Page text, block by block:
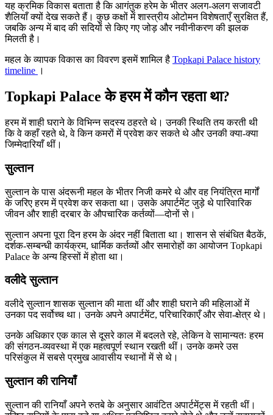
यह क्रमिक विकास बताता है कि आगंतुक हरेम के भीतर अलग-अलग सजावटी
शैलियाँ क्यों देख सकते हैं। कुछ कक्षों में शास्त्रीय ओटोमन विशेषताएँ सुरक्षित हैं,
जबकि अन्य में बाद की सदियों से किए गए जोड़ और नवीनीकरण की झलक
मिलती है।
महल के व्यापक विकास का विवरण इसमें शामिल है Topkapi Palace history
timeline ।
Topkapi Palace के हरम में कौन रहता था?
हरम में शाही घराने के विभिन्न सदस्य ठहरते थे। उनकी स्थिति तय करती थी
कि वे कहाँ रहते थे, वे किन कमरों में प्रवेश कर सकते थे और उनकी क्या-क्या
जिम्मेदारियाँ थीं।
सुल्तान
सुल्तान के पास अंदरूनी महल के भीतर निजी कमरे थे और वह नियंत्रित मार्गों
के जरिए हरम में प्रवेश कर सकता था। उसके अपार्टमेंट जुड़े थे पारिवारिक
जीवन और शाही दरबार के औपचारिक कर्तव्यों—दोनों से।
सुल्तान अपना पूरा दिन हरम के अंदर नहीं बिताता था। शासन से संबंधित बैठकें,
दर्शक-सम्बन्धी कार्यक्रम, धार्मिक कर्तव्यों और समारोहों का आयोजन Topkapi
Palace के अन्य हिस्सों में होता था।
वलीदे सुल्तान
वलीदे सुल्तान शासक सुल्तान की माता थीं और शाही घराने की महिलाओं में
उनका पद सर्वोच्च था। उनके अपने अपार्टमेंट, परिचारिकाएँ और सेवा-क्षेत्र थे।
उनके अधिकार एक काल से दूसरे काल में बदलते रहे, लेकिन वे सामान्यतः हरम
की संगठन-व्यवस्था में एक महत्वपूर्ण स्थान रखती थीं। उनके कमरे उस
परिसंकुल में सबसे प्रमुख आवासीय स्थानों में से थे।
सुल्तान की रानियाँ
सुल्तान की रानियाँ अपने रुतबे के अनुसार आवंटित अपार्टमेंट्स में रहती थीं।